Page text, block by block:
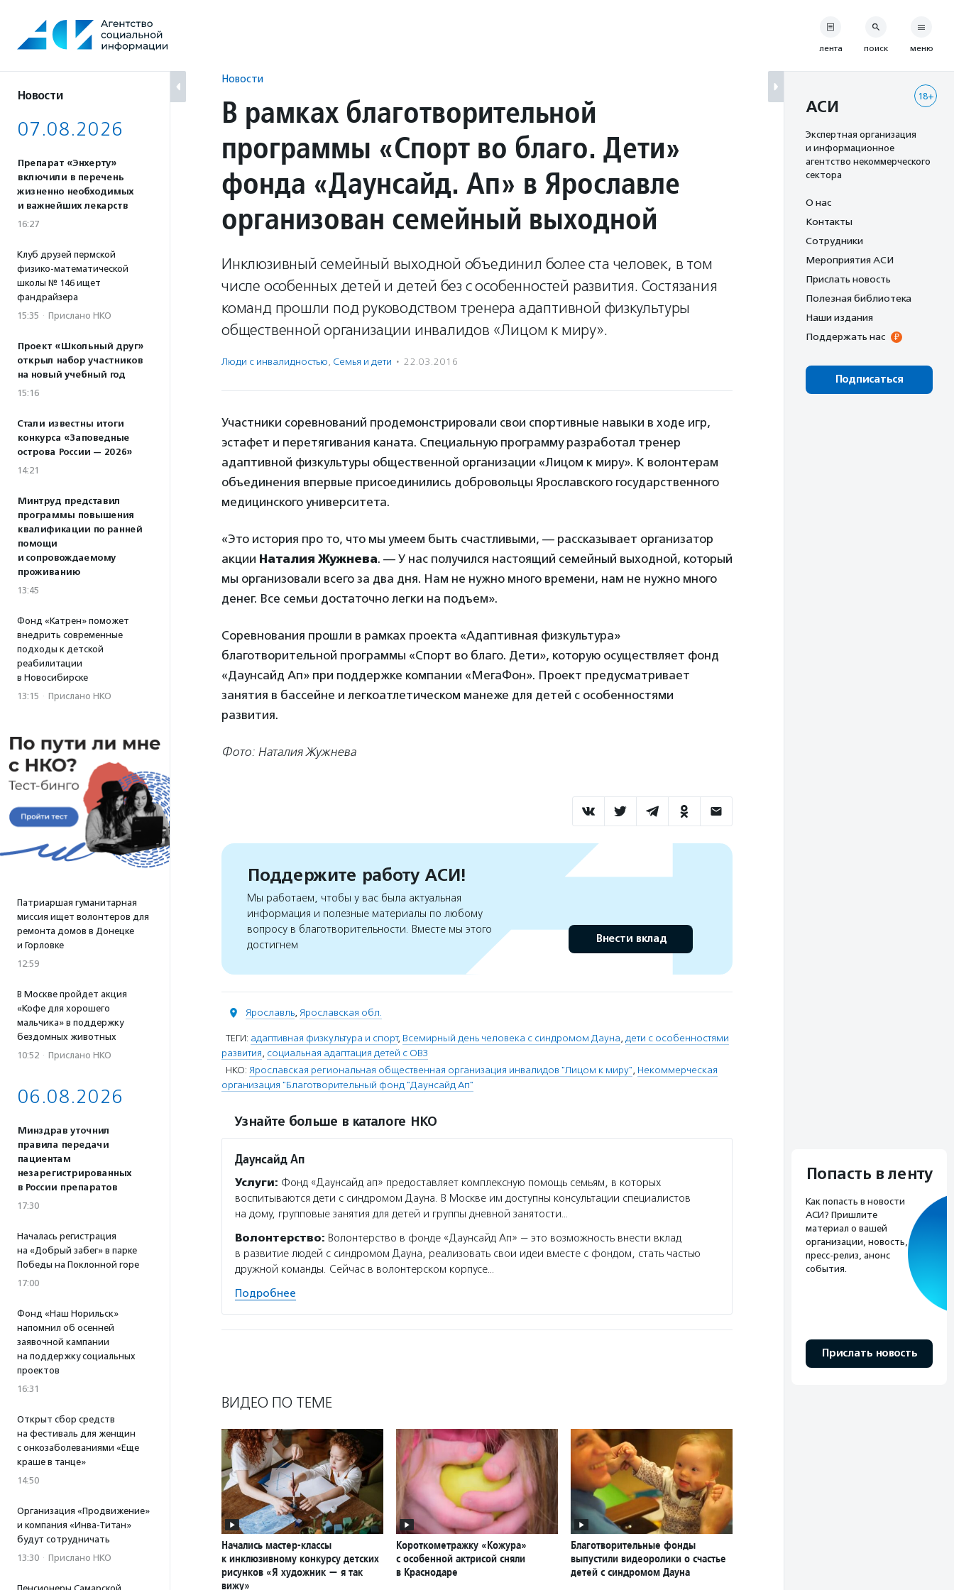
содержанию
Новости
07.08.2026
Препарат «Энхерту»
включили в перечень
жизненно необходимых
и важнейших лекарств
16:27
Клуб друзей пермской
физико-математической
школы № 146 ищет
фандрайзера
15:35 · Прислано НКО
Проект «Школьный друг»
открыл набор участников
на новый учебный год
15:16
Стали известны итоги
конкурса «Заповедные
острова России — 2026»
14:21
Минтруд представил
программы повышения
квалификации по ранней
помощи
и сопровождаемому
проживанию
13:45
Фонд «Катрен» поможет
внедрить современные
подходы к детской
реабилитации
в Новосибирске
13:15 · Прислано НКО
Патриаршая гуманитарная
миссия ищет волонтеров для
ремонта домов в Донецке
и Горловке
12:59
В Москве пройдет акция
«Кофе для хорошего
мальчика» в поддержку
бездомных животных
10:52 · Прислано НКО
06.08.2026
Минздрав уточнил
правила передачи
пациентам
незарегистрированных
в России препаратов
17:30
Началась регистрация
на «Добрый забег» в парке
Победы на Поклонной горе
17:00
Фонд «Наш Норильск»
напомнил об осенней
заявочной кампании
на поддержку социальных
проектов
16:31
Открыт сбор средств
на фестиваль для женщин
с онкозаболеваниями «Еще
краше в танце»
14:50
Организация «Продвижение»
и компания «Инва-Титан»
будут сотрудничать
13:30 · Прислано НКО
Новости
В рамках благотворительной
программы «Спорт во благо. Дети»
фонда «Даунсайд. Ап» в Ярославле
организован семейный выходной
Инклюзивный семейный выходной объединил более ста человек, в том
числе особенных детей и детей без с особенностей развития. Состязания
команд прошли под руководством тренера адаптивной физкультуры
общественной организации инвалидов «Лицом к миру».
Люди с инвалидностью, Семья и дети · 22.03.2016
Участники соревнований продемонстрировали свои спортивные навыки в ходе игр,
эстафет и перетягивания каната. Специальную программу разработал тренер
адаптивной физкультуры общественной организации «Лицом к миру». К волонтерам
объединения впервые присоединились добровольцы Ярославского государственного
медицинского университета.
«Это история про то, что мы умеем быть счастливыми, — рассказывает организатор
акции Наталия Жужнева. — У нас получился настоящий семейный выходной, который
мы организовали всего за два дня. Нам не нужно много времени, нам не нужно много
денег. Все семьи достаточно легки на подъем».
Соревнования прошли в рамках проекта «Адаптивная физкультура»
благотворительной программы «Спорт во благо. Дети», которую осуществляет фонд
«Даунсайд Ап» при поддержке компании «МегаФон». Проект предусматривает
занятия в бассейне и легкоатлетическом манеже для детей с особенностями
развития.
Фото: Наталия Жужнева
Поддержите работу АСИ!
Мы работаем, чтобы у вас была актуальная
информация и полезные материалы по любому
вопросу в благотворительности. Вместе мы этого
достигнем
Внести вклад
Ярославль, Ярославская обл.
ТЕГИ: адаптивная физкультура и спорт, Всемирный день человека с синдромом Дауна, дети с особенностями
развития, социальная адаптация детей с ОВЗ
НКО: Ярославская региональная общественная организация инвалидов "Лицом к миру", Некоммерческая
организация "Благотворительный фонд "Даунсайд Ап"
Узнайте больше в каталоге НКО
Даунсайд Ап
Услуги: Фонд «Даунсайд ап» предоставляет комплексную помощь семьям, в которых
воспитываются дети с синдромом Дауна. В Москве им доступны консультации специалистов
на дому, групповые занятия для детей и группы дневной занятости…
Волонтерство: Волонтерство в фонде «Даунсайд Ап» — это возможность внести вклад
в развитие людей с синдромом Дауна, реализовать свои идеи вместе с фондом, стать частью
дружной команды. Сейчас в волонтерском корпусе…
Подробнее
ВИДЕО ПО ТЕМЕ
Начались мастер-классы
к инклюзивному конкурсу детских
рисунков «Я художник — я так
вижу»
Короткометражку «Кожура»
с особенной актрисой сняли
в Краснодаре
Благотворительные фонды
выпустили видеоролики о счастье
детей с синдромом Дауна
лента поиск меню
18+
АСИ
Экспертная организация
и информационное
агентство некоммерческого
сектора
О нас
Контакты
Сотрудники
Мероприятия АСИ
Прислать новость
Полезная библиотека
Наши издания
Поддержать нас
Подписаться
Попасть в ленту
Как попасть в новости
АСИ? Пришлите
материал о вашей
организации, новость,
пресс-релиз, анонс
события.
Прислать новость